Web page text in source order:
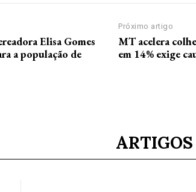
Elisa Gomes
a população de
Próximo artigo
MT acelera
em 14% exige